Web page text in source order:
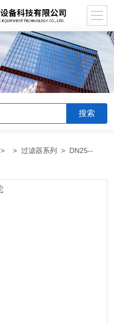
> >过滤器系列
> DN25--